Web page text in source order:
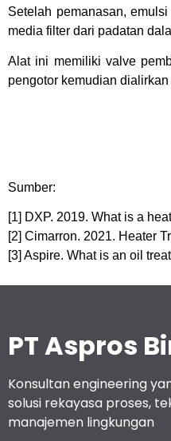
Setelah pemanasan,
media filter dari padatan
Alat ini memiliki valve
pengotor kemudian
Sumber:
[1] DXP. 2019. What is a
[2] Cimarron. 2021. Heater
[3] Aspire. What is an oil
PT Aspros
Konsultan engineering
solusi rekayasa proses,
manajemen lingkungan